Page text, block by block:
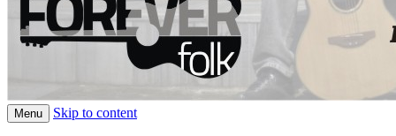
Menu Skip to content